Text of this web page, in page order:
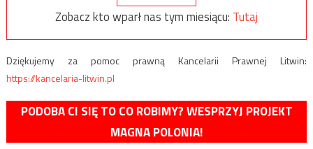
Zobacz kto wparł nas tym miesiącu: Tutaj
Dziękujemy za pomoc prawną Kancelarii Prawnej Litwin:
https://kancelaria-litwin.pl
PODOBA CI SIĘ TO CO ROBIMY? WESPRZYJ PROJEKT
MAGNA POLONIA!